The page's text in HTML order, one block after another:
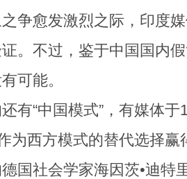
愈发激烈之际，印度媒
。不过，鉴于中国国内
可能。
“中国模式”，有媒体于
为西方模式的替代选择赢
社会学家海因茨•迪特